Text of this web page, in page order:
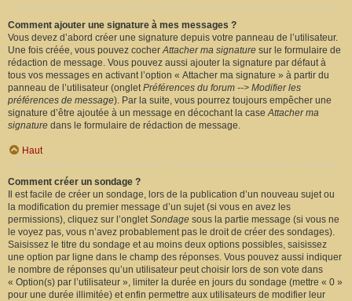
Comment ajouter une signature à mes messages ?
Vous devez d’abord créer une signature depuis votre panneau de l’utilisateur.
Une fois créée, vous pouvez cocherAttacher ma signature sur le formulaire de
rédaction de message. Vous pouvez aussi ajouter la signature par défaut à
tous vos messages en activant l’option « Attacher ma signature » à partir du
panneau de l’utilisateur (ongletPréférences du forum --> Modifier les
préférences de message). Par la suite, vous pourrez toujours empêcher une
signature d’être ajoutée à un message en décochant la caseAttacher ma
signature dans le formulaire de rédaction de message.
Haut
Comment créer un sondage ?
Il est facile de créer un sondage, lors de la publication d’un nouveau sujet ou
la modification du premier message d’un sujet (si vous en avez les
permissions), cliquez sur l’ongletSondage sous la partie message (si vous ne
le voyez pas, vous n’avez probablement pas le droit de créer des sondages).
Saisissez le titre du sondage et au moins deux options possibles, saisissez
une option par ligne dans le champ des réponses. Vous pouvez aussi indiquer
le nombre de réponses qu’un utilisateur peut choisir lors de son vote dans
« Option(s) par l’utilisateur », limiter la durée en jours du sondage (mettre « 0 »
pour une durée illimitée) et enfin permettre aux utilisateurs de modifier leur